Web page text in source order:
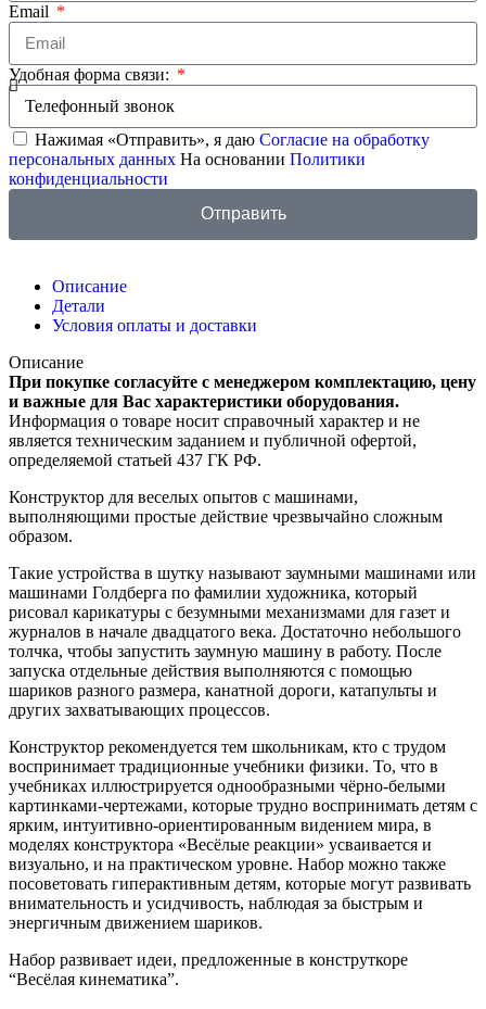
Email
Удобная форма связи:
Нажимая «Отправить», я даю Согласие на обработку
персональных данных На основании Политики
конфиденциальности
Отправить
Описание
Детали
Условия оплаты и доставки
Описание
При покупке согласуйте с менеджером комплектацию, цену
и важные для Вас характеристики оборудования.
Информация о товаре носит справочный характер и не
является техническим заданием и публичной офертой,
определяемой статьей 437 ГК РФ.
Конструктор для веселых опытов с машинами,
выполняющими простые действие чрезвычайно сложным
образом.
Такие устройства в шутку называют заумными машинами или
машинами Голдберга по фамилии художника, который
рисовал карикатуры с безумными механизмами для газет и
журналов в начале двадцатого века. Достаточно небольшого
толчка, чтобы запустить заумную машину в работу. После
запуска отдельные действия выполняются с помощью
шариков разного размера, канатной дороги, катапульты и
других захватывающих процессов.
Конструктор рекомендуется тем школьникам, кто с трудом
воспринимает традиционные учебники физики. То, что в
учебниках иллюстрируется однообразными чёрно-белыми
картинками-чертежами, которые трудно воспринимать детям с
ярким, интуитивно-ориентированным видением мира, в
моделях конструктора «Весёлые реакции» усваивается и
визуально, и на практическом уровне. Набор можно также
посоветовать гиперактивным детям, которые могут развивать
внимательность и усидчивость, наблюдая за быстрым и
энергичным движением шариков.
Набор развивает идеи, предложенные в конструткоре
“Весёлая кинематика”.